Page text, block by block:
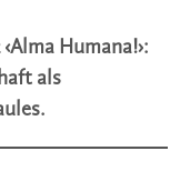
Humana!›:
als